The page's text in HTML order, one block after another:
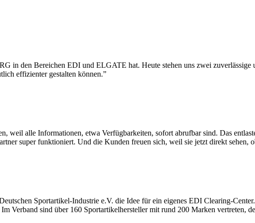
in den Bereichen EDI und ELGATE hat. Heute stehen uns zwei
effizienter gestalten können.”
weil alle Informationen, etwa Verfügbarkeiten, sofort abrufbar sind. Das
super funktioniert. Und die Kunden freuen sich, weil sie jetzt direkt sehen,
Sportartikel-Industrie e.V. die Idee für ein eigenes EDI Clearing-
Verband sind über 160 Sportartikelhersteller mit rund 200 Marken vertreten,